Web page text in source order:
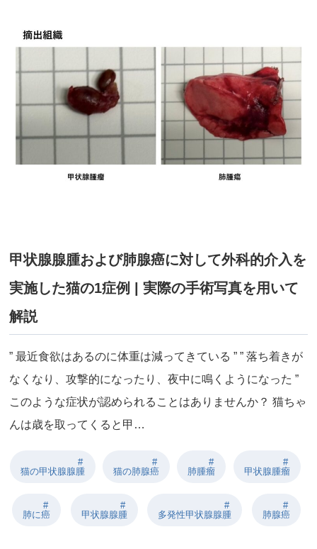
甲状腺腺腫および肺腺癌に対して外科的介入を
実施した猫の1症例 | 実際の手術写真を用いて
解説
” 最近食欲はあるのに体重は減ってきている ” ” 落ち着きが
なくなり、攻撃的になったり、夜中に鳴くようになった ”
このような症状が認められることはありませんか？ 猫ちゃ
んは歳を取ってくると甲…
猫の甲状腺腺腫 猫の肺腺癌 肺腫瘤 甲状腺腫瘤
肺に癌 甲状腺腺腫 多発性甲状腺腺腫 肺腺癌